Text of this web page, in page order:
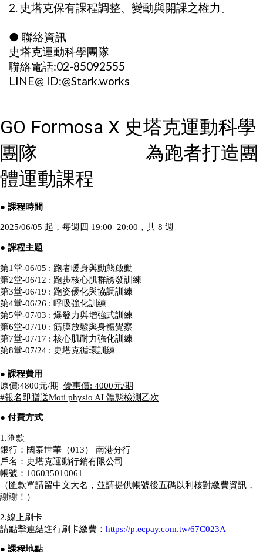
2. 史塔克保有課程調整、變動與開課之權力。
● 聯絡資訊
史塔克運動科學團隊
聯絡電話:02-85092555
LINE@ ID:@Stark.works